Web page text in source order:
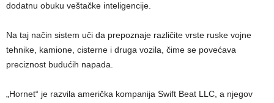
dodatnu obuku veštačke inteligencije.
Na taj način sistem uči da prepoznaje različite vrste ruske vojne
tehnike, kamione, cisterne i druga vozila, čime se povećava
preciznost budućih napada.
„Hornet“ je razvila američka kompanija Swift Beat LLC, a njegov